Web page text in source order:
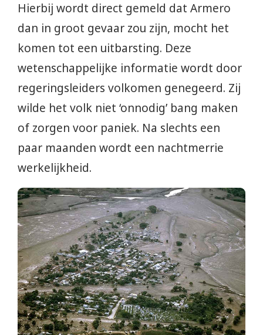
Hierbij wordt direct gemeld dat Armero
dan in groot gevaar zou zijn, mocht het
komen tot een uitbarsting. Deze
wetenschappelijke informatie wordt door
regeringsleiders volkomen genegeerd. Zij
wilde het volk niet ‘onnodig’ bang maken
of zorgen voor paniek. Na slechts een
paar maanden wordt een nachtmerrie
werkelijkheid.